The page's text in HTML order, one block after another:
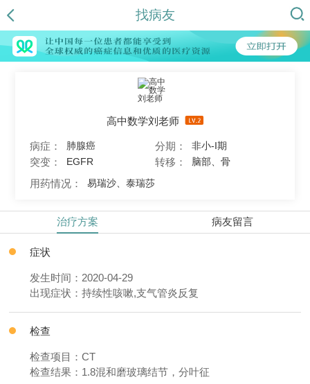
找病友
高中数学刘老师
病症： 肺腺癌 分期： 非小-I期
突变： EGFR 转移： 脑部、骨
用药情况： 易瑞沙、泰瑞莎
治疗方案 病友留言
症状
发生时间：2020-04-29
出现症状：持续性咳嗽,支气管炎反复
检查
检查项目：CT
检查结果：1.8混和磨玻璃结节，分叶征